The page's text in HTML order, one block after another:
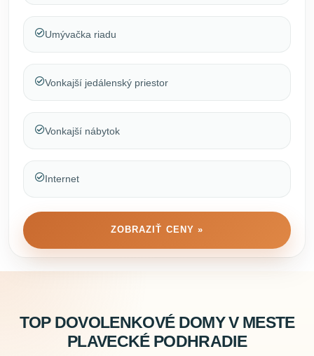
Umývačka riadu
Vonkajší jedálenský priestor
Vonkajší nábytok
Internet
ZOBRAZIŤ CENY »
TOP DOVOLENKOVÉ DOMY V MESTE
PLAVECKÉ PODHRADIE